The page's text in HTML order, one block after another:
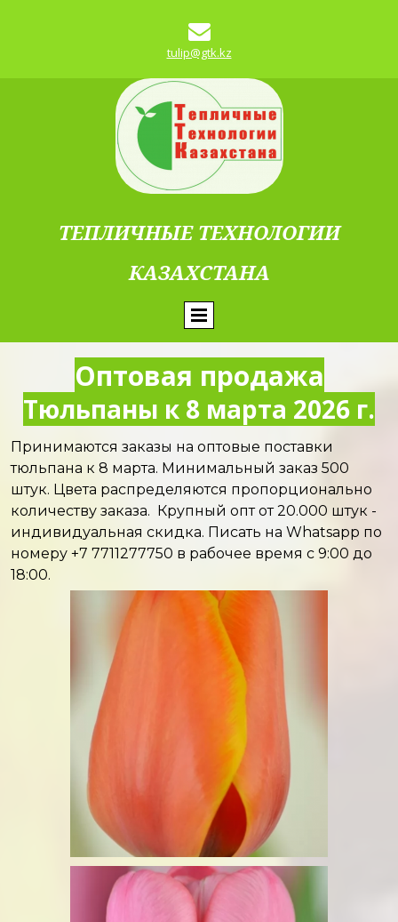

tulip@gtk.kz
ТЕПЛИЧНЫЕ ТЕХНОЛОГИИ
КАЗАХСТАНА
Оптовая продажа
Тюльпаны к 8 марта 2026 г.
Принимаются заказы на оптовые поставки
тюльпана к 8 марта. Минимальный заказ 500
штук. Цвета распределяются пропорционально
количеству заказа. Крупный опт от 20.000 штук -
индивидуальная скидка. Писать на Whatsapp по
номеру +7 7711277750 в рабочее время с 9:00 до
18:00.